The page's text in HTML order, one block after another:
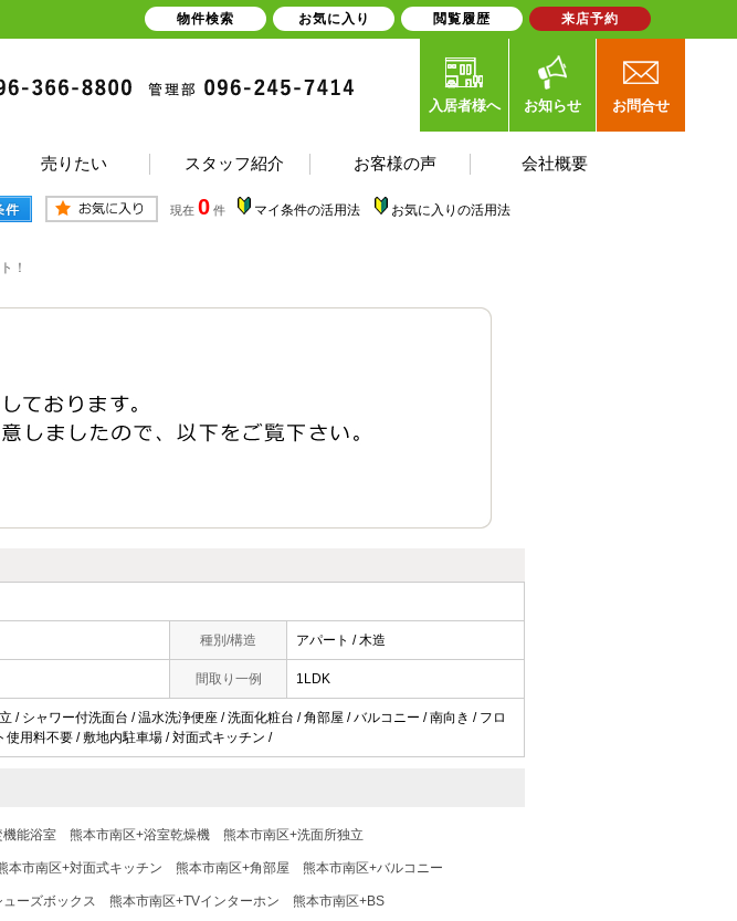
入居者様へ お知らせ お問合せ
売りたい スタッフ紹介 お客様の声 会社概要
現在 0 件 マイ条件の活用法 お気に入りの活用法
！
種別/構造 アパート / 木造
間取り一例 1LDK
/ シャワー付洗面台 / 温水洗浄便座 / 洗面化粧台 / 角部屋 / バルコニー / 南向き / フロ
用料不要 / 敷地内駐車場 / 対面式キッチン /
機能浴室 熊本市南区+浴室乾燥機 熊本市南区+洗面所独立
本市南区+対面式キッチン 熊本市南区+角部屋 熊本市南区+バルコニー
ーズボックス 熊本市南区+TVインターホン 熊本市南区+BS
物件検索 お気に入り 閲覧履歴 来店予約